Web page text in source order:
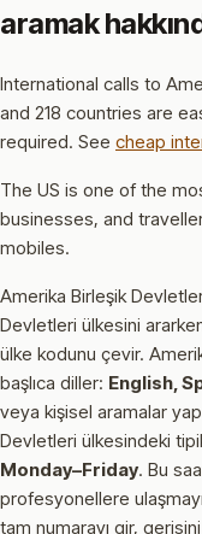
aramak
International calls to
and 218 countries are
required. See cheap
The US is one of the
businesses, and
mobiles.
Amerika Birleşik
Devletleri ülkesini
ülke kodunu çevir.
başlıca diller: English,
veya kişisel aramalar
Devletleri ülkesindeki
Monday–Friday. Bu
profesyonellere ulaşmayı
tam numarayı gir,